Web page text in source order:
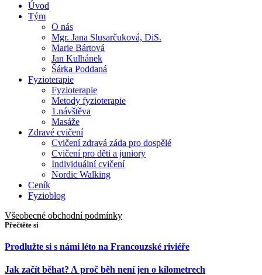
Úvod
Tým
O nás
Mgr. Jana Slusarčuková, DiS.
Marie Bártová
Jan Kulhánek
Šárka Poddaná
Fyzioterapie
Fyzioterapie
Metody fyzioterapie
1.návštěva
Masáže
Zdravé cvičení
Cvičení zdravá záda pro dospělé
Cvičení pro děti a juniory
Individuální cvičení
Nordic Walking
Ceník
Fyzioblog
Všeobecné obchodní podmínky
Přečtěte si
Prodlužte si s námi léto na Francouzské riviéře
Jak začít běhat? A proč běh není jen o kilometrech